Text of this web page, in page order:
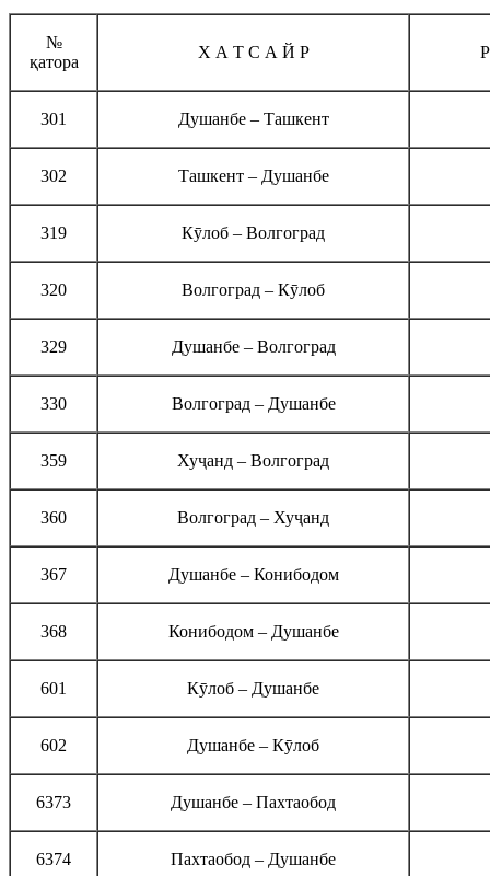
№
қатора
Х А Т С А Й Р
301 Душанбе – Ташкент
302 Ташкент – Душанбе
319 Кӯлоб – Волгоград
320 Волгоград – Кӯлоб
329 Душанбе – Волгоград
330 Волгоград – Душанбе
359 Хуҷанд – Волгоград
360 Волгоград – Хуҷанд
367 Душанбе – Конибодом
368 Конибодом – Душанбе
601 Кӯлоб – Душанбе
602 Душанбе – Кӯлоб
6373 Душанбе – Пахтаобод
6374 Пахтаобод – Душанбе